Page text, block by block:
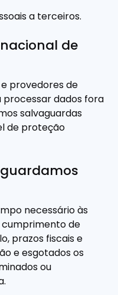
a terceiros.
de
provedores de
dados fora
salvaguardas
de proteção
necessário às
de
prazos fiscais e
e esgotados os
ou